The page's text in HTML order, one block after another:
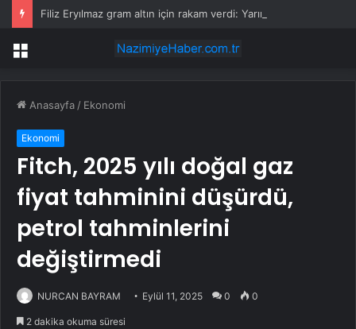
Menü
Anasayfa / Ekonomi
Ekonomi
Fitch, 2025 yılı doğal gaz
fiyat tahminini düşürdü,
petrol tahminlerini
değiştirmedi
NURCAN BAYRAM Eylül 11, 2025 0 0
2 dakika okuma süresi